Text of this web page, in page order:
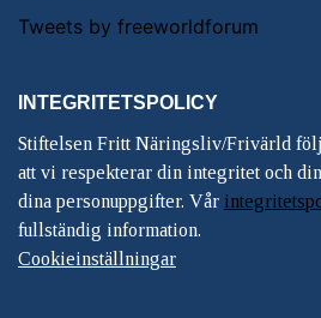
Tweets by freeworldforum
INTEGRITETSPOLICY
Stiftelsen Fritt Näringsliv/Frivärld
att vi respekterar din integritet och
dina personuppgifter. Vår
fullständig information.
Cookieinställningar